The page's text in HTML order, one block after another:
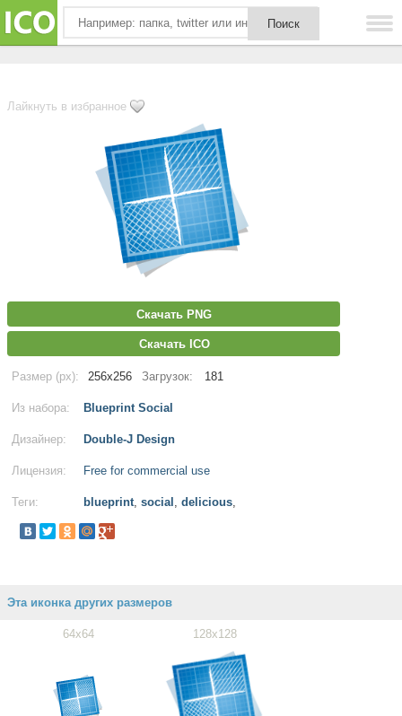
Лайкнуть в избранное
Скачать PNG
Скачать ICO
Размер (px): 256x256 Загрузок: 181
Из набора: Blueprint Social
Дизайнер: Double-J Design
Лицензия: Free for commercial use
Теги: blueprint, social , delicious,
Эта иконка других размеров
64x64 128x128